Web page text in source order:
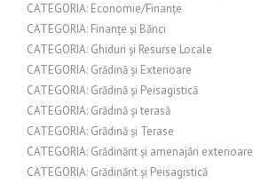
CATEGORIA: Economie/Finanțe
CATEGORIA: Finanțe și Bănci
CATEGORIA: Ghiduri și Resurse Locale
CATEGORIA: Grădină și Exterioare
CATEGORIA: Grădină și Peisagistică
CATEGORIA: Grădină și terasă
CATEGORIA: Grădină și Terase
CATEGORIA: Grădinărit și amenajări exterioare
CATEGORIA: Grădinărit și Peisagistică